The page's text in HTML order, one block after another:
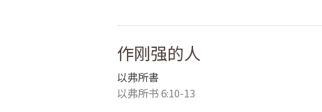
作刚强的人
以弗所書
以弗所书 6:10-13